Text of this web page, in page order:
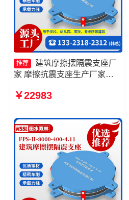
推荐
建筑摩擦摆隔震支座厂
家 摩擦抗震支座生产厂家
生产厂家
￥22983